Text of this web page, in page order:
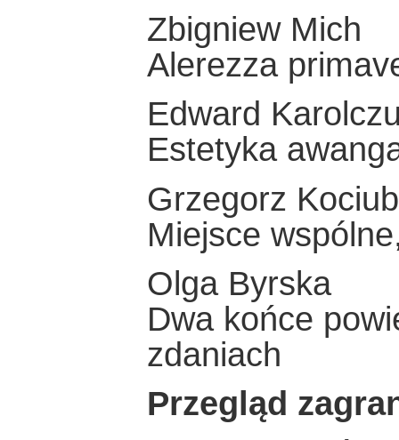
Zbigniew Mich
Alerezza
Edward
Estetyka
Grzegorz
Miejsce
Olga Byrska
Dwa końce
zdaniach
Przegląd